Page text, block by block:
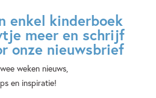
enkel kinderboek
meer en schrijf
onze nieuwsbrief
weken nieuws,
en inspiratie!